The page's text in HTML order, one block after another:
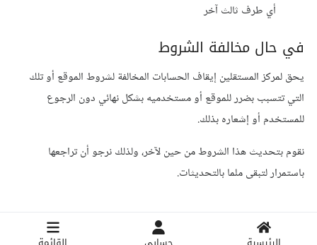
أي طرف ثالث آخر
في حال مخالفة الشروط
يحق لمركز المستقلين إيقاف الحسابات المخالفة لشروط الموقع أو تلك
التي تتسبب بضرر للموقع أو مستخدميه بشكل نهائي دون الرجوع
للمستخدم أو إشعاره بذلك.
نقوم بتحديث هذا الشروط من حين لآخر، ولذلك نرجو أن تراجعها
باستمرار لتبقى ملما بالتحديثات.